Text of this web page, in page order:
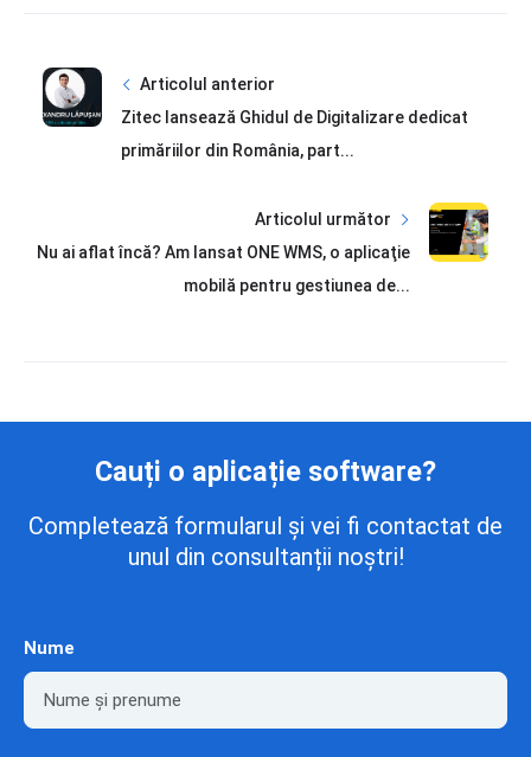
Articolul anterior
Zitec lansează Ghidul de Digitalizare dedicat
primăriilor din România, part...
Articolul următor
Nu ai aflat încă? Am lansat ONE WMS, o aplicaţie
mobilă pentru gestiunea de...
Cauți o aplicație software?
Completează formularul și vei fi contactat de
unul din consultanții noștri!
Nume